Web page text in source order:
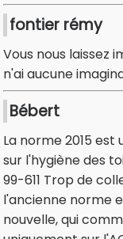
fontier rémy
Vous nous laissez
n'ai aucune
Bébert
La norme 2015
sur l'hygiène des
99-611 Trop de
l'ancienne norme
nouvelle, qui